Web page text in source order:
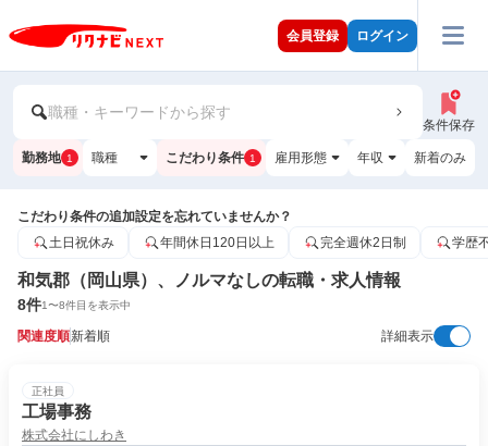
会員登録 ログイン
職種・キーワードから探す
条件保存
勤務地 1 職種 こだわり条件 1 雇用形態 年収 新着のみ
こだわり条件の追加設定を忘れていませんか？
土日祝休み
年間休日120日以上 完全週休2日制 学歴
和気郡（岡山県）、ノルマなしの転職・求人情報
8件1〜8件目を表示中
関連度順新着順 詳細表示
正社員
工場事務
株式会社にしわき